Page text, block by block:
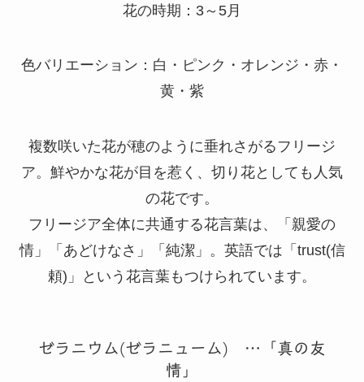
花の時期：3～5月
色バリエーション：白・ピンク・オレンジ・赤・
黄・紫
複数咲いた花が穂のように垂れさがるフリージ
ア。鮮やかな花が目を惹く、切り花としても人気
の花です。
フリージア全体に共通する花言葉は、「親愛の
情」「あどけなさ」「純潔」。英語では「trust(信
頼)」という花言葉もつけられています。
ゼラニウム(ゼラニューム) …「真の友
情」